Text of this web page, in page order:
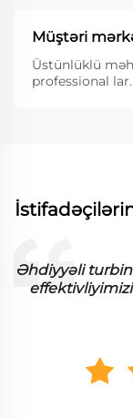
Müştəri
Üstünlüklü
professional lar.
Əhdiyyəli
effektivliyimizi